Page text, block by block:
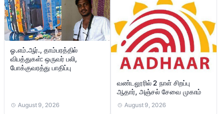
ஓ.எம்.ஆர்., தாம்பரத்தில்
விபத்துகள்: ஒருவர் பலி,
போக்குவரத்து பாதிப்பு
August 9, 2026
வண்டலூரில் 2 நாள் சிறப்பு
ஆதார், அஞ்சல் சேவை முகாம்
August 9, 2026